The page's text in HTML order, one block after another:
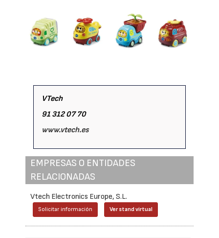
VTech
91 312 07 70
www.vtech.es
EMPRESAS O ENTIDADES
RELACIONADAS
Vtech Electronics Europe, S.L.
Solicitar información Ver stand virtual